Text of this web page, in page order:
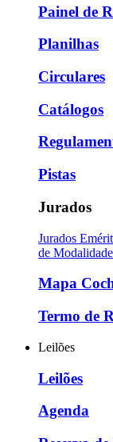
Painel de
Planilhas
Circulares
Catálogos
Pistas
Jurados
Jurados
de
Mapa
Termo de
Leilões
Leilões
Agenda